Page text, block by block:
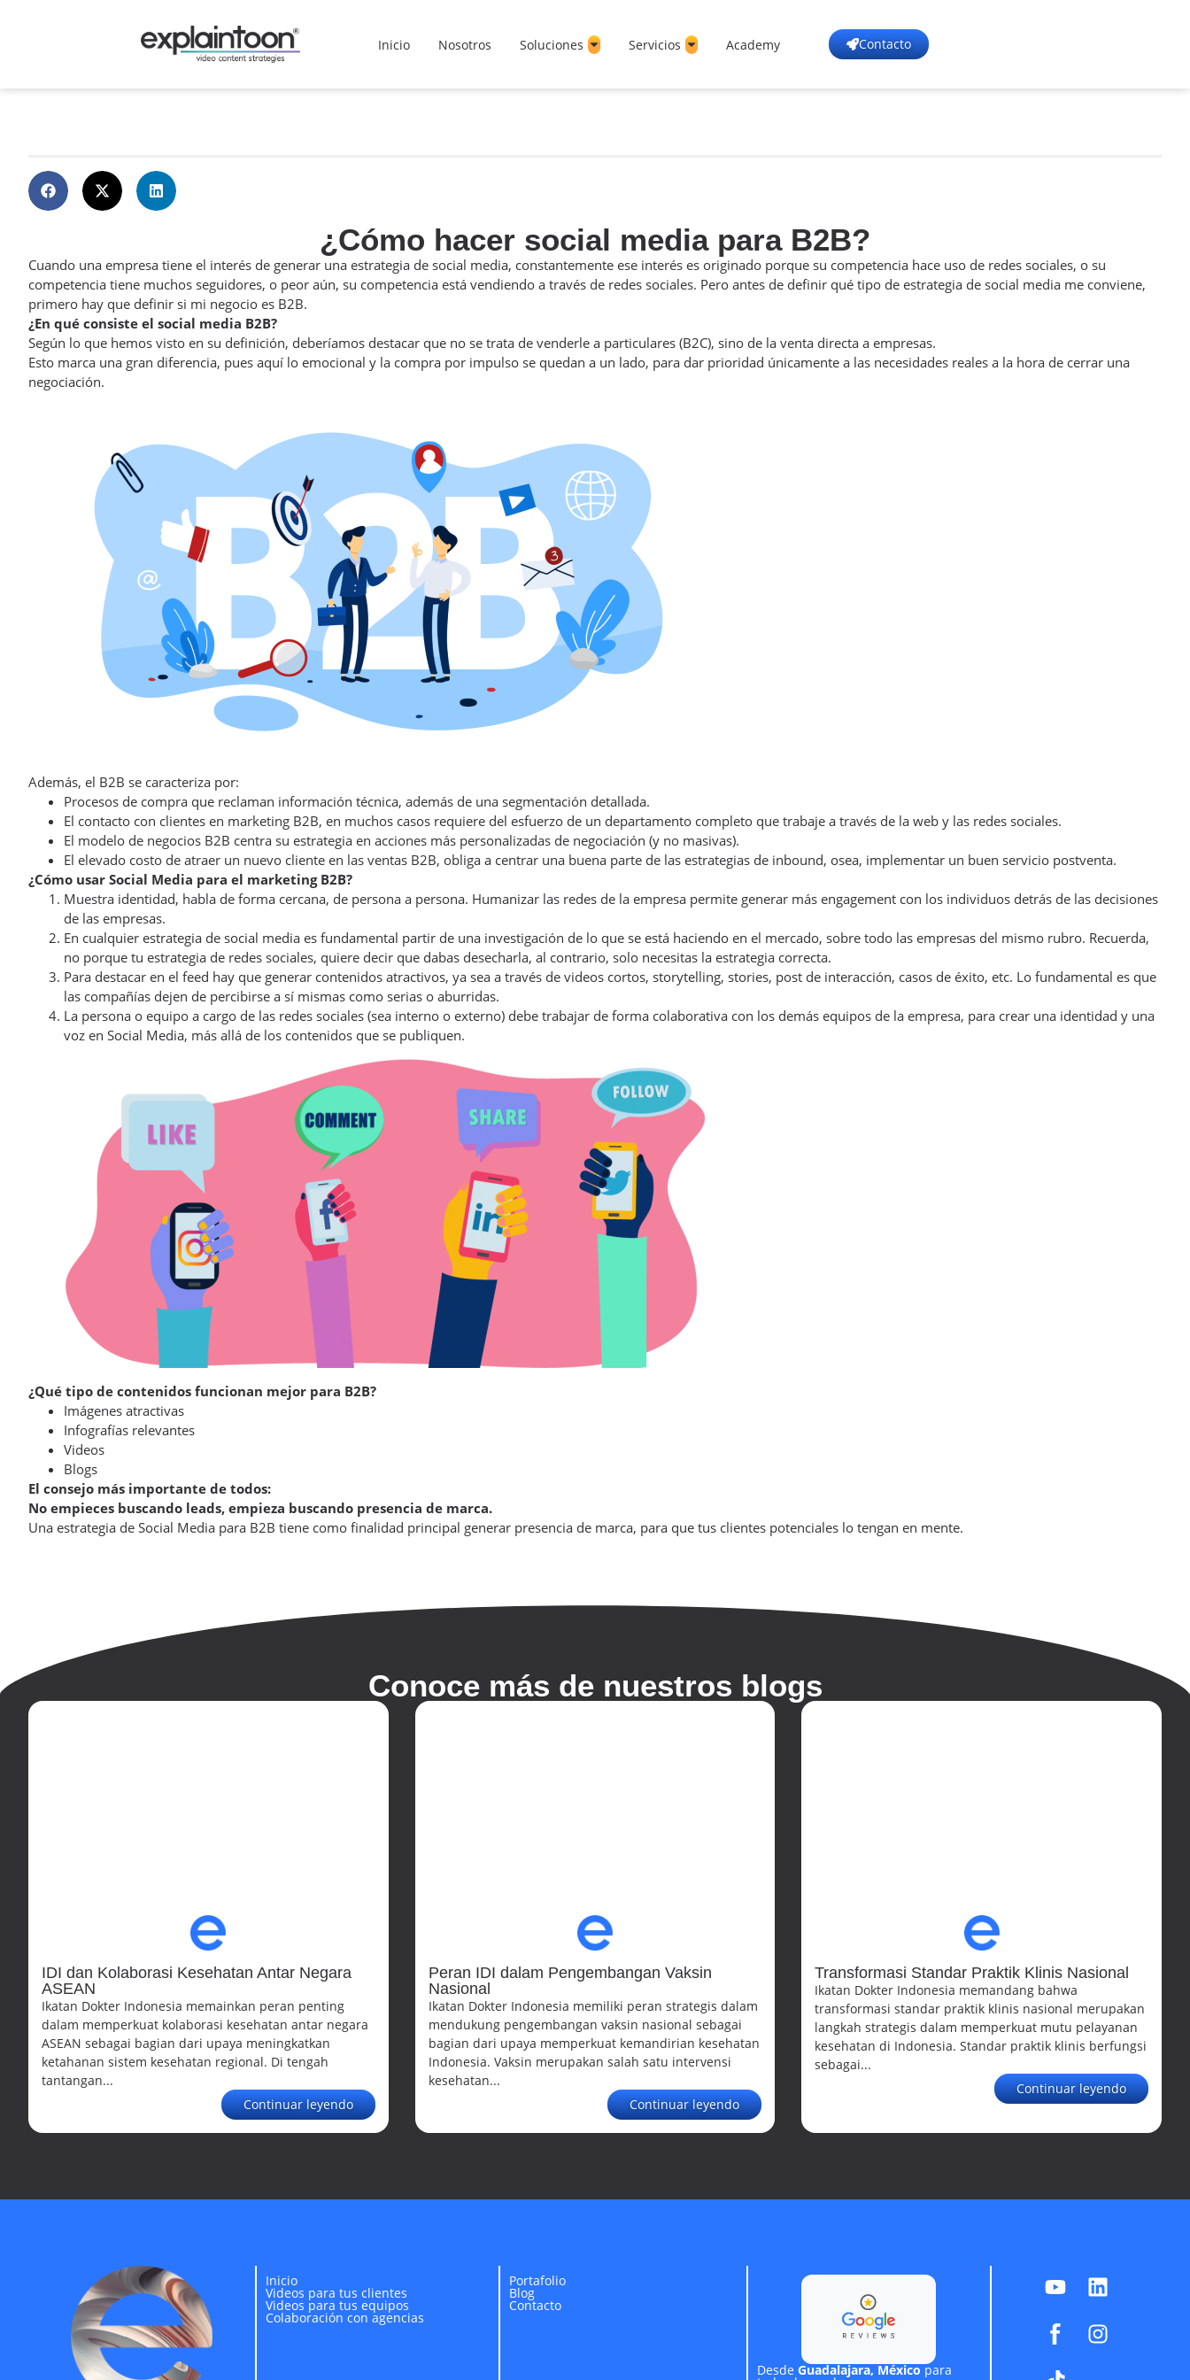
Inicio Nosotros Soluciones Servicios Academy Contacto
¿Cómo hacer social media para B2B?
Cuando una empresa tiene el interés de generar una estrategia de social media, constantemente ese interés es originado porque su competencia hace uso de redes sociales, o su
competencia tiene muchos seguidores, o peor aún, su competencia está vendiendo a través de redes sociales. Pero antes de definir qué tipo de estrategia de social media me conviene,
primero hay que definir si mi negocio es B2B.
¿En qué consiste el social media B2B?
Según lo que hemos visto en su definición, deberíamos destacar que no se trata de venderle a particulares (B2C), sino de la venta directa a empresas.
Esto marca una gran diferencia, pues aquí lo emocional y la compra por impulso se quedan a un lado, para dar prioridad únicamente a las necesidades reales a la hora de cerrar una
negociación.
Además, el B2B se caracteriza por:
Procesos de compra que reclaman información técnica, además de una segmentación detallada.
El contacto con clientes en marketing B2B, en muchos casos requiere del esfuerzo de un departamento completo que trabaje a través de la web y las redes sociales.
El modelo de negocios B2B centra su estrategia en acciones más personalizadas de negociación (y no masivas).
El elevado costo de atraer un nuevo cliente en las ventas B2B, obliga a centrar una buena parte de las estrategias de inbound, osea, implementar un buen servicio postventa.
¿Cómo usar Social Media para el marketing B2B?
Muestra identidad, habla de forma cercana, de persona a persona. Humanizar las redes de la empresa permite generar más engagement con los individuos detrás de las decisiones
de las empresas.
En cualquier estrategia de social media es fundamental partir de una investigación de lo que se está haciendo en el mercado, sobre todo las empresas del mismo rubro. Recuerda,
no porque tu estrategia de redes sociales, quiere decir que dabas desecharla, al contrario, solo necesitas la estrategia correcta.
Para destacar en el feed hay que generar contenidos atractivos, ya sea a través de videos cortos, storytelling, stories, post de interacción, casos de éxito, etc. Lo fundamental es que
las compañías dejen de percibirse a sí mismas como serias o aburridas.
La persona o equipo a cargo de las redes sociales (sea interno o externo) debe trabajar de forma colaborativa con los demás equipos de la empresa, para crear una identidad y una
voz en Social Media, más allá de los contenidos que se publiquen.
¿Qué tipo de contenidos funcionan mejor para B2B?
Imágenes atractivas
Infografías relevantes
Videos
Blogs
El consejo más importante de todos:
No empieces buscando leads, empieza buscando presencia de marca.
Una estrategia de Social Media para B2B tiene como finalidad principal generar presencia de marca, para que tus clientes potenciales lo tengan en mente.
Conoce más de nuestros blogs
IDI dan Kolaborasi Kesehatan Antar Negara
ASEAN
Ikatan Dokter Indonesia memainkan peran penting
dalam memperkuat kolaborasi kesehatan antar negara
ASEAN sebagai bagian dari upaya meningkatkan
ketahanan sistem kesehatan regional. Di tengah
tantangan...
Continuar leyendo
Peran IDI dalam Pengembangan Vaksin
Nasional
Ikatan Dokter Indonesia memiliki peran strategis dalam
mendukung pengembangan vaksin nasional sebagai
bagian dari upaya memperkuat kemandirian kesehatan
Indonesia. Vaksin merupakan salah satu intervensi
kesehatan...
Continuar leyendo
Transformasi Standar Praktik Klinis Nasional
Ikatan Dokter Indonesia memandang bahwa
transformasi standar praktik klinis nasional merupakan
langkah strategis dalam memperkuat mutu pelayanan
kesehatan di Indonesia. Standar praktik klinis berfungsi
sebagai...
Continuar leyendo
Inicio
Videos para tus clientes
Videos para tus equipos
Colaboración con agencias
Portafolio
Blog
Contacto
Desde Guadalajara, México para